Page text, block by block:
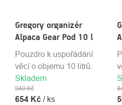
Gregory organizér
Alpaca Gear Pod 10 l
Skladem
940 Kč
654 Kč / ks
Pouzdro k uspořádání
věcí o objemu 10 litrů.